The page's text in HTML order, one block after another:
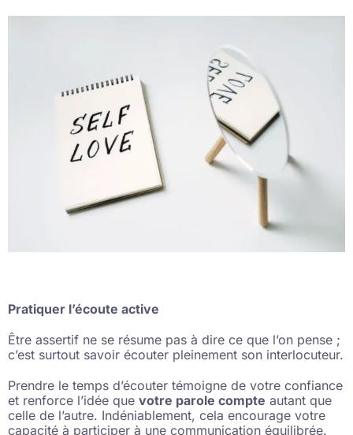
Pratiquer l’écoute active
Être assertif ne se résume pas à dire ce que l’on pense ;
c’est surtout savoir écouter pleinement son interlocuteur.
Prendre le temps d’écouter témoigne de votre confiance
et renforce l’idée que votre parole compte autant que
celle de l’autre. Indéniablement, cela encourage votre
capacité à participer à une communication équilibrée.